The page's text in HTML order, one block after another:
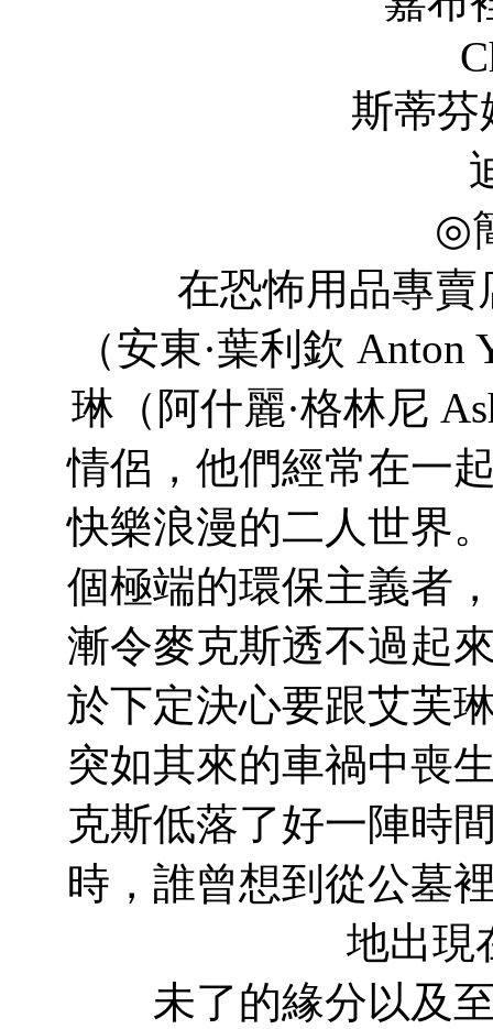
斯蒂芬妮·柯
迪克·米
◎
在恐怖用品專賣
（安東·葉利欽
琳（阿什麗·格林尼
情侶，他們經常在一
快樂浪漫的二人世界
個極端的環保主義者
漸令麥克斯透不過起
於下定決心要跟艾芙
突如其來的車禍中喪
克斯低落了好一陣時
時，誰曾想到從公墓
地出現
未了的緣分以及至